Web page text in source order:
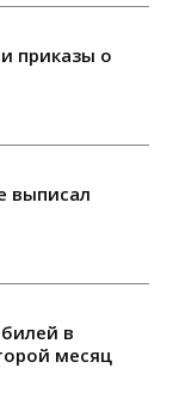
приказы о
выписал
в
месяц